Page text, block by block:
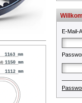
E-Mail-